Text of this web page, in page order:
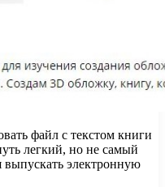
файл с текстом книги
легкий, но не самый
выпускать электронную